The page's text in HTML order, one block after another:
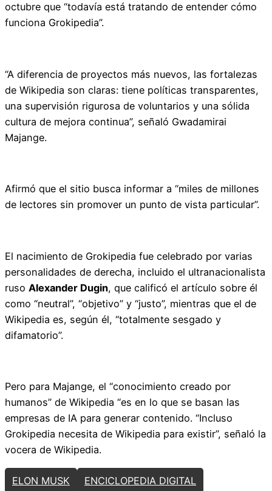
octubre que “todavía está tratando de entender cómo
funciona Grokipedia”.
“A diferencia de proyectos más nuevos, las fortalezas
de Wikipedia son claras: tiene políticas transparentes,
una supervisión rigurosa de voluntarios y una sólida
cultura de mejora continua”, señaló Gwadamirai
Majange.
Afirmó que el sitio busca informar a “miles de millones
de lectores sin promover un punto de vista particular”.
El nacimiento de Grokipedia fue celebrado por varias
personalidades de derecha, incluido el ultranacionalista
ruso Alexander Dugin, que calificó el artículo sobre él
como “neutral”, “objetivo” y “justo”, mientras que el de
Wikipedia es, según él, “totalmente sesgado y
difamatorio”.
Pero para Majange, el “conocimiento creado por
humanos” de Wikipedia “es en lo que se basan las
empresas de IA para generar contenido. “Incluso
Grokipedia necesita de Wikipedia para existir”, señaló la
vocera de Wikipedia.
ELON MUSK ENCICLOPEDIA DIGITAL